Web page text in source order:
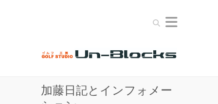
Search
加藤日記とインフォメー